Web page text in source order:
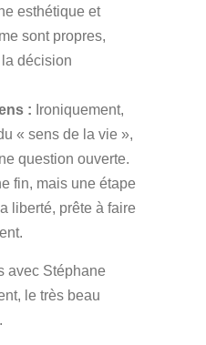
esthétique et
sont propres,
décision
: Ironiquement,
« sens de la vie »,
question ouverte.
fin, mais une étape
liberté, prête à faire
avec Stéphane
le très beau
.